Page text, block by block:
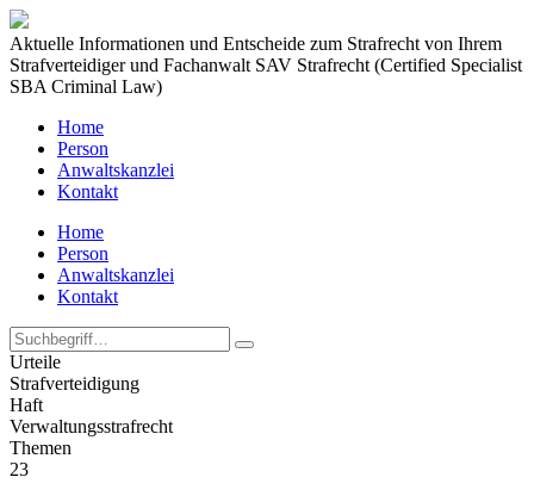
Aktuelle Informationen und Entscheide zum Strafrecht von Ihrem
Strafverteidiger und Fachanwalt SAV Strafrecht (Certified Specialist
SBA Criminal Law)
Home
Person
Anwaltskanzlei
Kontakt
Home
Person
Anwaltskanzlei
Kontakt
Urteile
Strafverteidigung
Haft
Verwaltungs­strafrecht
Themen
23